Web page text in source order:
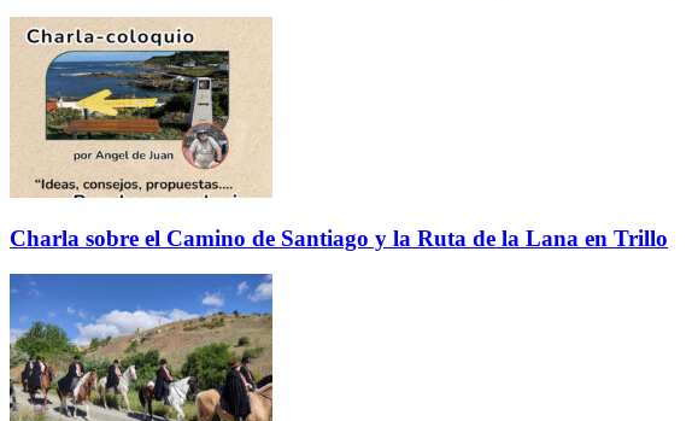
Charla sobre el Camino de Santiago y la Ruta de la Lana en Trillo